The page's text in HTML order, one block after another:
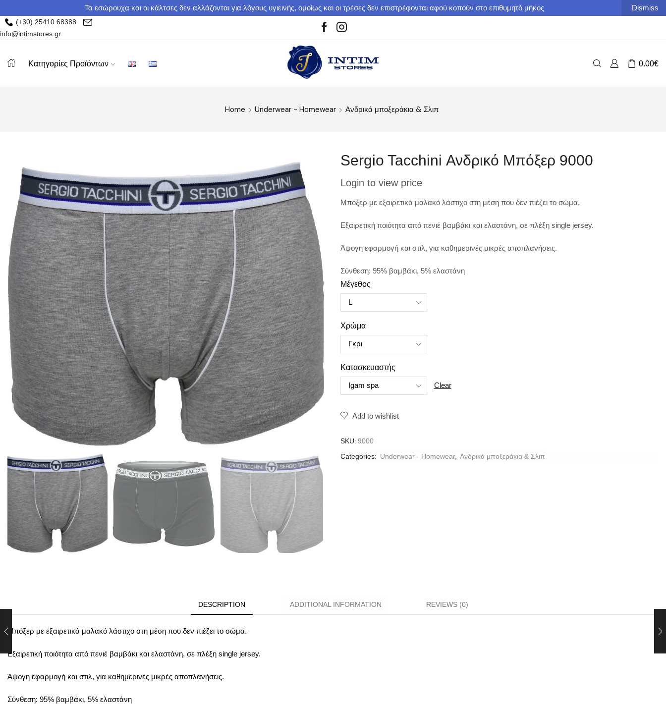
Τα εσώρουχα και οι κάλτσες δεν αλλάζονται για λόγους υγιεινής, ομοίως και οι τρέσες δεν επιστρέφονται αφού κοπούν στο επιθυμητό μήκος Dismiss
(+30) 25410 68388
info@intimstores.gr
Κατηγορίες Προϊόντων 0.00€
Home Underwear - Homewear Ανδρικά μποξεράκια & Σλιπ
Sergio Tacchini Ανδρικό Μπόξερ 9000
Login to view price
Μπόξερ με εξαιρετικά μαλακό λάστιχο στη μέση που δεν πιέζει το σώμα.
Εξαιρετική ποιότητα από πενιέ βαμβάκι και ελαστάνη, σε πλέξη single jersey.
Άψογη εφαρμογή και στιλ, για καθημερινές μικρές αποπλανήσεις.
Σύνθεση: 95% βαμβάκι, 5% ελαστάνη
Μέγεθος
Χρώμα
Κατασκευαστής
Clear
Add to wishlist
SKU: 9000
Categories: Underwear - Homewear, Ανδρικά μποξεράκια & Σλιπ
DESCRIPTION ADDITIONAL INFORMATION REVIEWS (0)
Μπόξερ με εξαιρετικά μαλακό λάστιχο στη μέση που δεν πιέζει το σώμα.
Εξαιρετική ποιότητα από πενιέ βαμβάκι και ελαστάνη, σε πλέξη single jersey.
Άψογη εφαρμογή και στιλ, για καθημερινές μικρές αποπλανήσεις.
Σύνθεση: 95% βαμβάκι, 5% ελαστάνη